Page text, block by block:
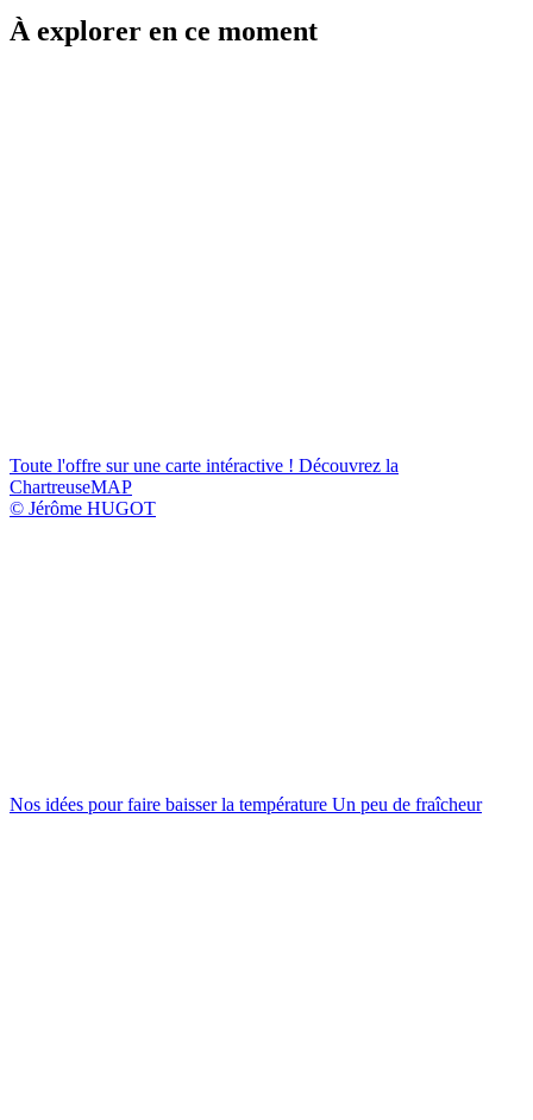
À explorer en ce moment
Toute l'offre sur une carte intéractive ! Découvrez la
ChartreuseMAP
© Jérôme HUGOT
Nos idées pour faire baisser la température Un peu de fraîcheur